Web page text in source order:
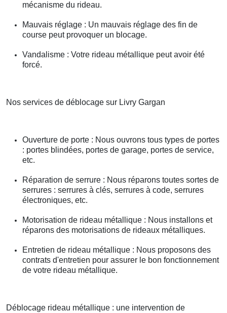
mécanisme du rideau.
Mauvais réglage : Un mauvais réglage des fin de
course peut provoquer un blocage.
Vandalisme : Votre rideau métallique peut avoir été
forcé.
Nos services de déblocage sur Livry Gargan
Ouverture de porte : Nous ouvrons tous types de portes
: portes blindées, portes de garage, portes de service,
etc.
Réparation de serrure : Nous réparons toutes sortes de
serrures : serrures à clés, serrures à code, serrures
électroniques, etc.
Motorisation de rideau métallique : Nous installons et
réparons des motorisations de rideaux métalliques.
Entretien de rideau métallique : Nous proposons des
contrats d'entretien pour assurer le bon fonctionnement
de votre rideau métallique.
Déblocage rideau métallique : une intervention de